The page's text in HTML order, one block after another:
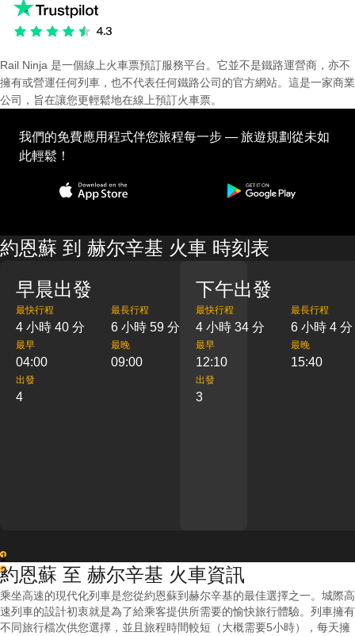
Rail Ninja 是一個線上火車票預訂服務平台。它並不是鐵路運營商，亦不
擁有或營運任何列車，也不代表任何鐵路公司的官方網站。這是一家商業
公司，旨在讓您更輕鬆地在線上預訂火車票。
我們的免費應用程式伴您旅程每一步 — 旅遊規劃從未如
此輕鬆！
約恩蘇 到 赫尔辛基 火車 時刻表
早晨出發
最快行程
4 小時 40 分
最長行程
6 小時 59 分
最早
04:00
最晚
09:00
出發
4
下午出發
最快行程
4 小時 34 分
最長行程
6 小時 4 分
最早
12:10
最晚
15:40
出發
3
1
2
約恩蘇 至 赫尔辛基 火車資訊
乘坐高速的現代化列車是您從約恩蘇到赫尔辛基的最佳選擇之一。城際高
速列車的設計初衷就是為了給乘客提供所需要的愉快旅行體驗。列車擁有
不同旅行檔次供您選擇，並且旅程時間較短（大概需要5小時），每天擁